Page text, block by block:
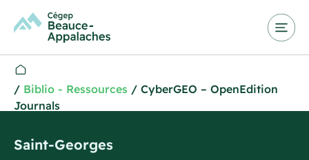
/ Biblio - Ressources / CyberGEO – OpenEdition
Journals
Saint-Georges